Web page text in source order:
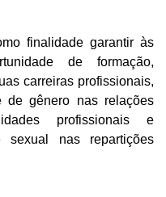
finalidade garantir às
de formação,
carreiras profissionais,
de gênero nas relações
profissionais e
nas repartições